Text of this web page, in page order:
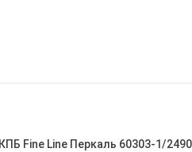
Fine Line Перкаль 60303-1/